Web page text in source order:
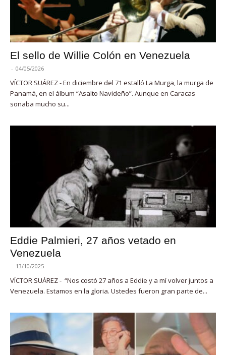
El sello de Willie Colón en Venezuela
- 04/05/2026
VÍCTOR SUÁREZ - En diciembre del 71 estalló La Murga, la murga de
Panamá, en el álbum “Asalto Navideño”. Aunque en Caracas
sonaba mucho su...
Eddie Palmieri, 27 años vetado en
Venezuela
- 13/10/2025
VÍCTOR SUÁREZ - “Nos costó 27 años a Eddie y a mí volver juntos a
Venezuela. Estamos en la gloria. Ustedes fueron gran parte de...